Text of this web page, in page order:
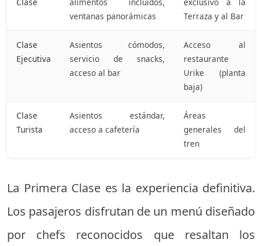
ventanas panorámicas
Terraza y al Bar
Clase
Ejecutiva
Asientos cómodos,
servicio de snacks,
acceso al bar
Acceso al
restaurante
Urike (planta
baja)
Clase
Turista
Asientos estándar,
acceso a cafetería
Áreas
generales del
tren
La Primera Clase es la experiencia definitiva.
Los pasajeros disfrutan de un menú diseñado
por chefs reconocidos que resaltan los